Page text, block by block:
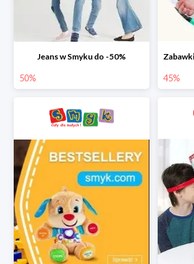
Jeans w Smyku do -50%
50% 45%